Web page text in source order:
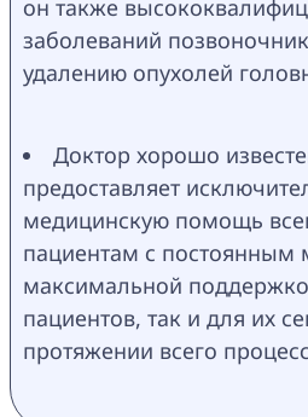
он также
заболеваний
удалению опухолей
Доктор хорошо
предоставляет
медицинскую помощь
пациентам с постоянным
максимальной
пациентов, так и для их
протяжении всего